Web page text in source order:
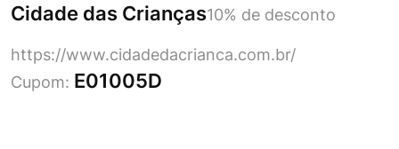
Cidade das Crianças10% de desconto
https://www.cidadedacrianca.com.br/
Cupom: E01005D